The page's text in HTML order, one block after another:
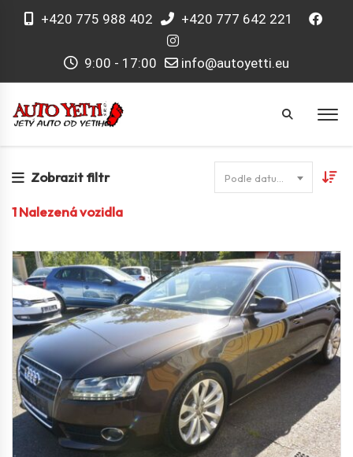
+420 775 988 402 +420 777 642 221
9:00 - 17:00 info@autoyetti.eu
Zobrazit filtr
1Nalezená vozidla